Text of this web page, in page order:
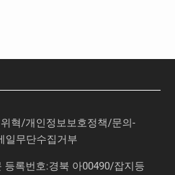
혁/개인정보보호정책/문의-
일무단수집거부
록번호:경북 아00490/잡지등